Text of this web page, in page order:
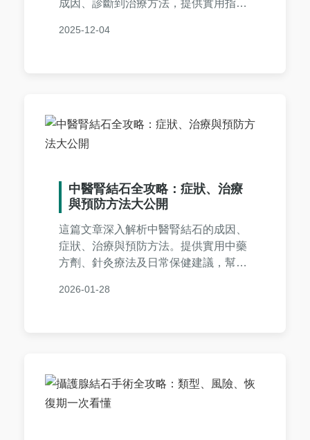
成因、診斷到治療方法，提供實用指南
題。
2025-12-04
中醫腎結石全攻略：症狀、治療
與預防方法大公開
這篇文章深入解析中醫腎結石的成因、
症狀、治療與預防方法。提供實用中藥
方劑、針灸療法及日常保健建議，幫助
見問答，解決您所有疑問，適合正在尋
2026-01-28